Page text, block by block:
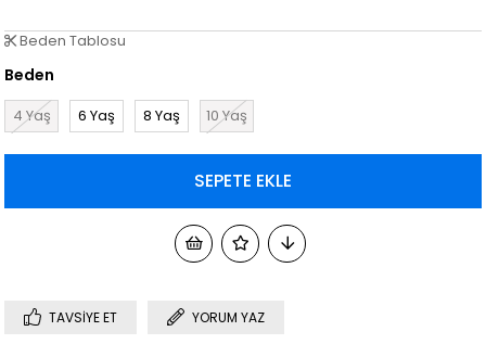
Beden Tablosu
Beden
4 Yaş 6 Yaş 8 Yaş 10 Yaş
TAVSIYE ET YORUM YAZ